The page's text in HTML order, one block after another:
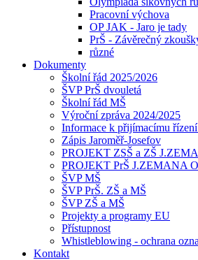
Pracovní výchova
OP JAK - Jaro je tady
PrŠ - Závěrečný
různé
Dokumenty
Školní řád 2025/2026
ŠVP PrŠ dvouletá
Školní řád MŠ
Výroční zpráva 2024/2025
Informace k přijímacímu řízení
Zápis Jaroměř-Josefov
PROJEKT ZSŠ a ZŠ
PROJEKT PrŠ J.ZEMANA
ŠVP MŠ
ŠVP PrŠ. ZŠ a MŠ
ŠVP ZŠ a MŠ
Projekty a programy EU
Přístupnost
Whistleblowing - ochrana
Kontakt